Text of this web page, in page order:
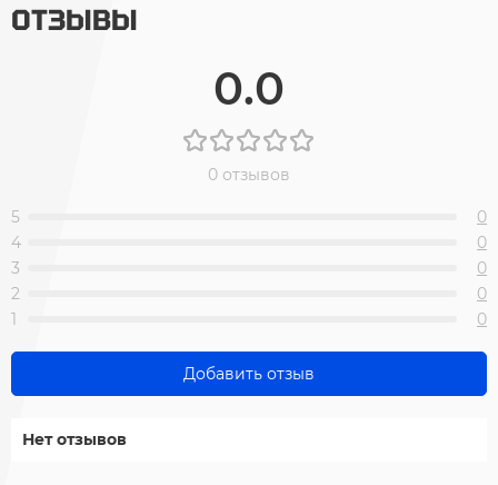
ОТЗЫВЫ
0.0
0 отзывов
5
0
4
0
3
0
2
0
1
0
Добавить отзыв
Нет отзывов